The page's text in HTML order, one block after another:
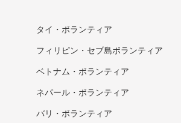
タイ・ボランティア
フィリピン・セブ島ボランティア
ベトナム・ボランティア
ネパール・ボランティア
バリ・ボランティア